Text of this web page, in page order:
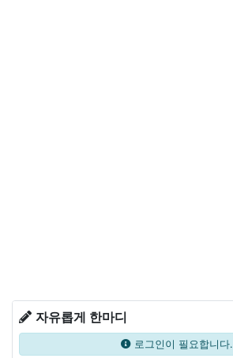
자유롭게 한마디
로그인이 필요합니다.